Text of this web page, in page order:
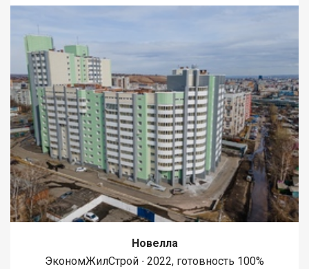
Новелла
ЭкономЖилСтрой ∙ 2022, готовность 100%